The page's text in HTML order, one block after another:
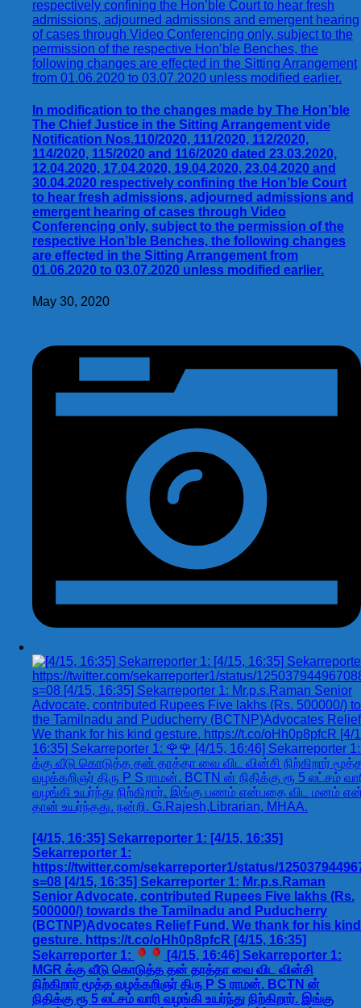
In modification to the changes made by The Hon’ble
The Chief Justice in the Sitting Arrangement vide
Notification Nos.110/2020, 111/2020, 112/2020,
114/2020, 115/2020 and 116/2020 dated 23.03.2020,
12.04.2020, 17.04.2020, 19.04.2020, 23.04.2020 and
30.04.2020 respectively confining the Hon’ble Court
to hear fresh admissions, adjourned admissions and
emergent hearing of cases through Video
Conferencing only, subject to the permission of the
respective Hon’ble Benches, the following changes
are effected in the Sitting Arrangement from
01.06.2020 to 03.07.2020 unless modified earlier.
May 30, 2020
[4/15, 16:35] Sekarreporter 1: [4/15, 16:35]
Sekarreporter 1:
https://twitter.com/sekarreporter1/status/
s=08 [4/15, 16:35] Sekarreporter 1: Mr.p.s.Raman
Senior Advocate, contributed Rupees Five lakhs (Rs.
500000/) towards the Tamilnadu and Puducherry
(BCTNP)Advocates Relief Fund. We thank for his kind
gesture. https://t.co/oHh0p8pfcR [4/15, 16:35]
Sekarreporter 1:
[4/15, 16:46] Sekarreporter 1:
MGR க்கு வீடு கொடுத்த தன் தாத்தா வை விட வின்சி
நிற்கிறார் மூத்த வழக்கறிஞர் திரு P S ராமன். BCTN ன்
நிதிக்கு ரூ 5 லட்சம் வாரி வழங்கி உயர்ந்து நிற்கிறார். இங்கு